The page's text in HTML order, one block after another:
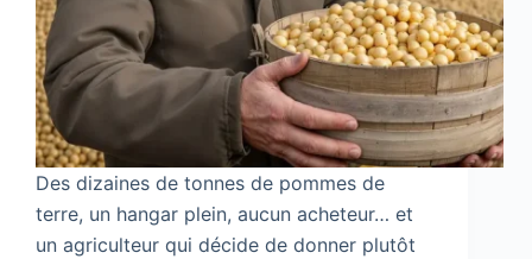
Des dizaines de tonnes de pommes de
terre, un hangar plein, aucun acheteur… et
un agriculteur qui décide de donner plutôt